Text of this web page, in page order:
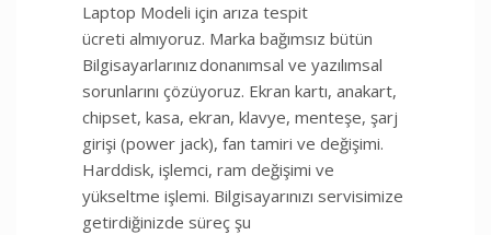
Laptop Modeli için arıza tespit
ücreti almıyoruz. Marka bağımsız bütün
Bilgisayarlarınız donanımsal ve yazılımsal
sorunlarını çözüyoruz. Ekran kartı, anakart,
chipset, kasa, ekran, klavye, menteşe, şarj
girişi (power jack), fan tamiri ve değişimi.
Harddisk, işlemci, ram değişimi ve
yükseltme işlemi. Bilgisayarınızı servisimize
getirdiğinizde süreç şu